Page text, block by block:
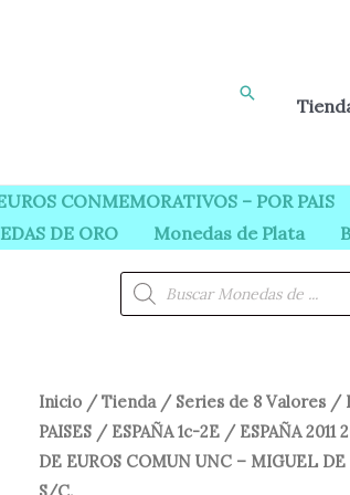
Buscar
CONMEMORATIVOS – POR PAIS
DE ORO Monedas de Plata
Búsqueda
de
productos
Inicio/Tienda/ Series de 8 Valores/
PAISES/ ESPAÑA 1c-2E/ ESPAÑA 2011
DE EUROS COMUN UNC – MIGUEL DE
El
precio
El
precio